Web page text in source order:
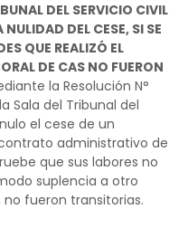
DEL SERVICIO CIVIL
DEL CESE, SI SE
QUE REALIZÓ EL
DE CAS NO FUERON
la Resolución N°
Sala del Tribunal del
el cese de un
administrativo de
que sus labores no
suplencia a otro
fueron transitorias.